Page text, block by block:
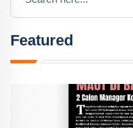
Featured